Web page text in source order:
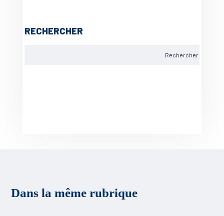
RECHERCHER
Dans la même rubrique